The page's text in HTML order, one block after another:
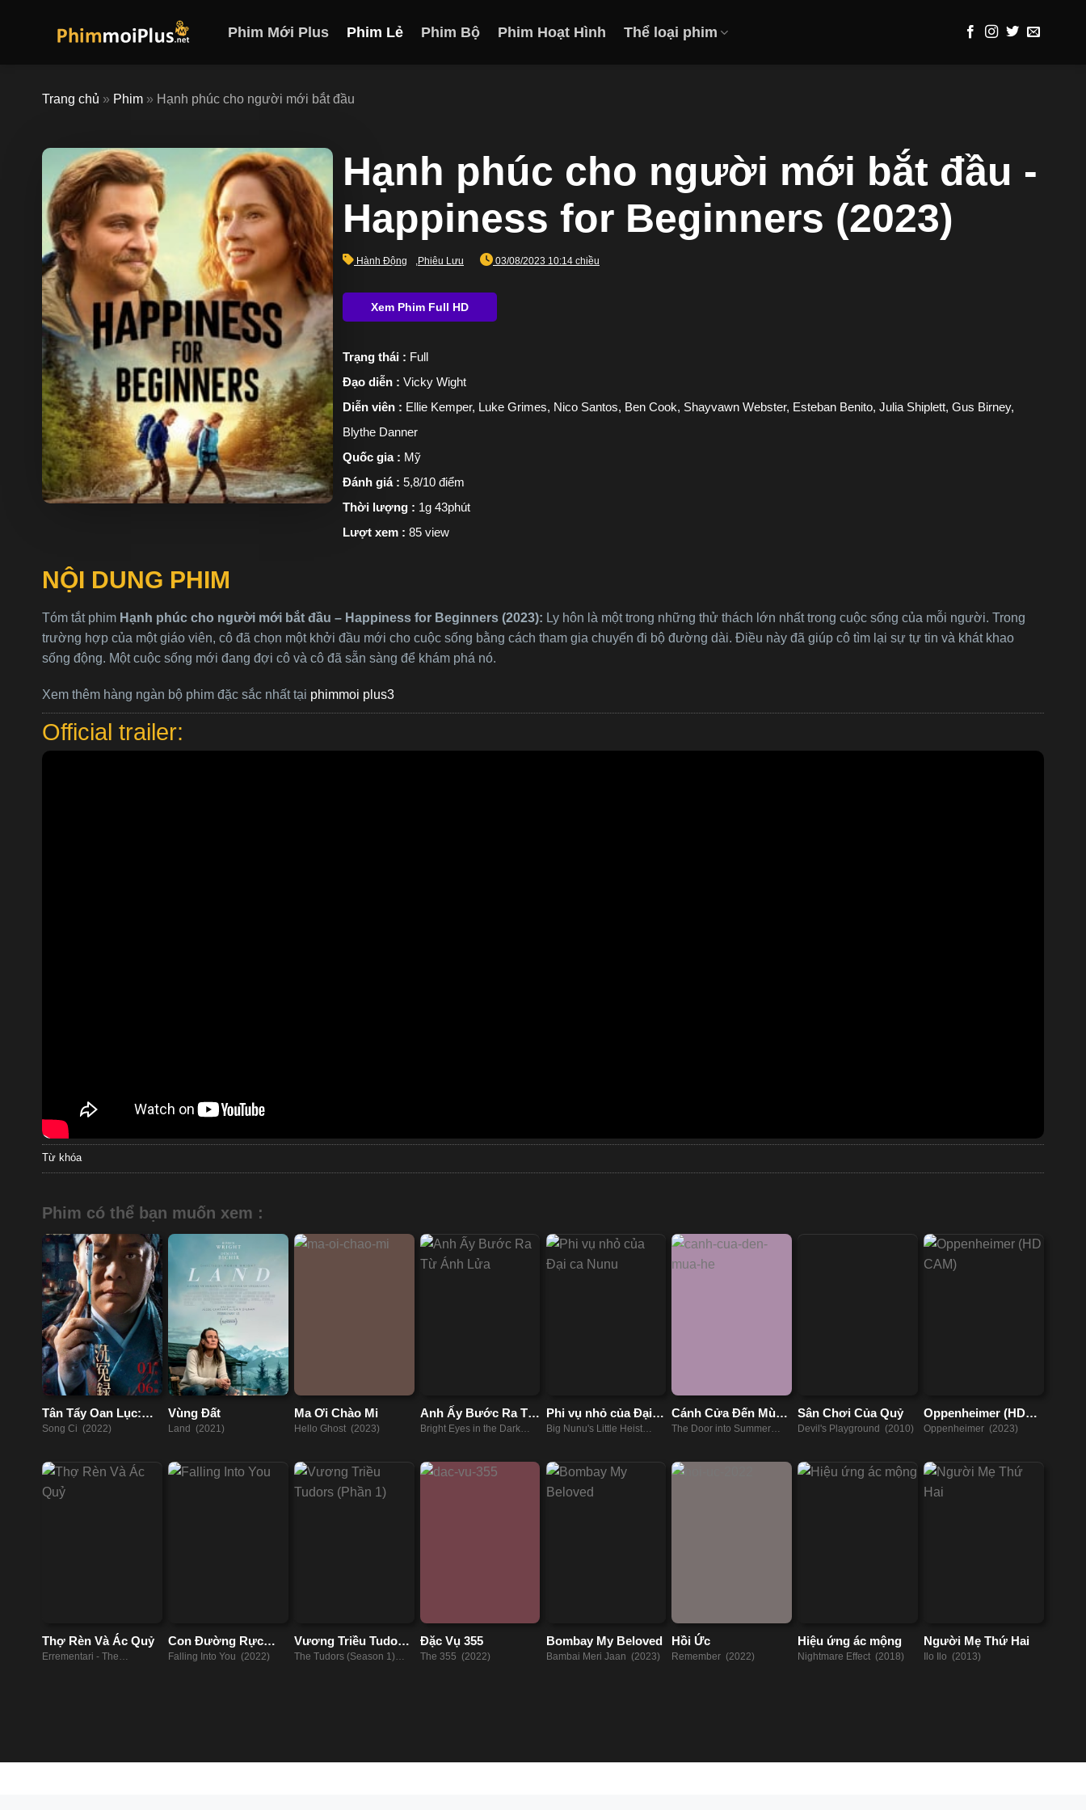
Phim Mới Plus Phim Lẻ Phim Bộ Phim Hoạt Hình Thể loại phim
Trang chủ » Phim » Hạnh phúc cho người mới bắt đầu
Hạnh phúc cho người mới bắt đầu -
Happiness for Beginners (2023)
Hành Động Phiêu Lưu 03/08/2023 10:14 chiều
Trạng thái : Full
Đạo diễn : Vicky Wight
Diễn viên : Ellie Kemper, Luke Grimes, Nico Santos, Ben Cook, Shayvawn Webster, Esteban Benito, Julia Shiplett, Gus Birney,
Blythe Danner
Quốc gia : Mỹ
Đánh giá : 5,8/10 điểm
Thời lượng : 1g 43phút
Lượt xem : 85 view
NỘI DUNG PHIM
Tóm tắt phim Hạnh phúc cho người mới bắt đầu – Happiness for Beginners (2023): Ly hôn là một trong những thử thách lớn nhất trong cuộc sống của mỗi người. Trong
trường hợp của một giáo viên, cô đã chọn một khởi đầu mới cho cuộc sống bằng cách tham gia chuyến đi bộ đường dài. Điều này đã giúp cô tìm lại sự tự tin và khát khao
sống động. Một cuộc sống mới đang đợi cô và cô đã sẵn sàng để khám phá nó.
Xem thêm hàng ngàn bộ phim đặc sắc nhất tại phimmoi plus3
Official trailer:
Từ khóa
Phim có thể bạn muốn xem :
Tân Tẩy Oan Lục:
Tống Từ
Song Ci (2022)
Vùng Đất
Land (2021)
Ma Ơi Chào Mi
Hello Ghost (2023)
Anh Ấy Bước Ra Từ
Ánh Lửa
Bright Eyes in the Dark
Phi vụ nhỏ của Đại
ca Nunu
Big Nunu's Little Heist
Cánh Cửa Đến Mùa
Hè
The Door into Summer
Sân Chơi Của Quỷ
Devil's Playground (2010)
Oppenheimer (HD
CAM)
Oppenheimer (2023)
Thợ Rèn Và Ác Quỷ
Errementari - The
Con Đường Rực
Lửa
Falling Into You (2022)
Vương Triều Tudors
(Phần 1)
The Tudors (Season 1)
Đặc Vụ 355
The 355 (2022)
Bombay My Beloved
Bambai Meri Jaan (2023)
Hồi Ức
Remember (2022)
Hiệu ứng ác mộng
Nightmare Effect (2018)
Người Mẹ Thứ Hai
Ilo Ilo (2013)